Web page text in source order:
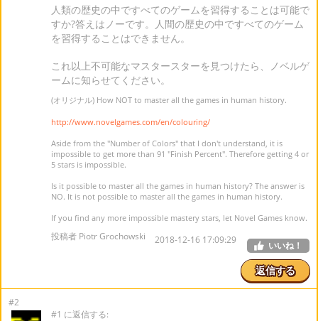
人類の歴史の中ですべてのゲームを習得することは可能で
すか?答えはノーです。人間の歴史の中ですべてのゲーム
を習得することはできません。
これ以上不可能なマスタースターを見つけたら、ノベルゲ
ームに知らせてください。
(オリジナル) How NOT to master all the games in human history.
http://www.novelgames.com/en/colouring/
Aside from the "Number of Colors" that I don't understand, it is
impossible to get more than 91 "Finish Percent". Therefore getting 4 or
5 stars is impossible.
Is it possible to master all the games in human history? The answer is
NO. It is not possible to master all the games in human history.
If you find any more impossible mastery stars, let Novel Games know.
投稿者 Piotr Grochowski 2018-12-16 17:09:29 いいね！
返信する
#2
#1 に返信する: